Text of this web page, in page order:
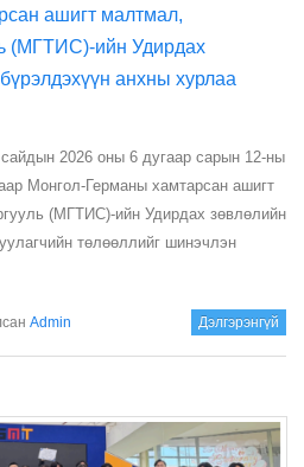
ашигт малтмал,
(МГТИС)-ийн Удирдах
анхны хурлаа
2026 оны 6 дугаар сарын 12-ны
Монгол-Германы хамтарсан ашигт
(МГТИС)-ийн Удирдах зөвлөлийн
төлөөллийг шинэчлэн
Admin Дэлгэрэнгүй